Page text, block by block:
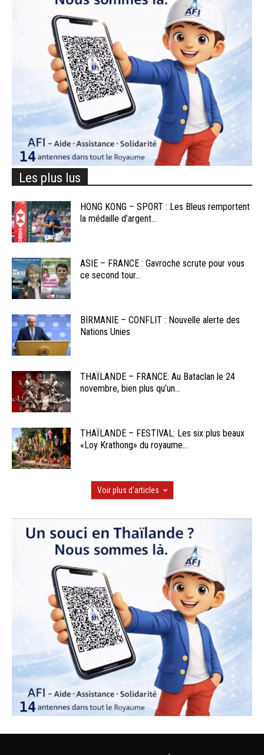
Les plus lus
HONG KONG – SPORT : Les Bleus remportent
la médaille d’argent...
ASIE – FRANCE : Gavroche scrute pour vous
ce second tour...
BIRMANIE – CONFLIT : Nouvelle alerte des
Nations Unies
THAÏLANDE – FRANCE: Au Bataclan le 24
novembre, bien plus qu’un...
THAÏLANDE – FESTIVAL: Les six plus beaux
«Loy Krathong» du royaume...
Voir plus d'articles